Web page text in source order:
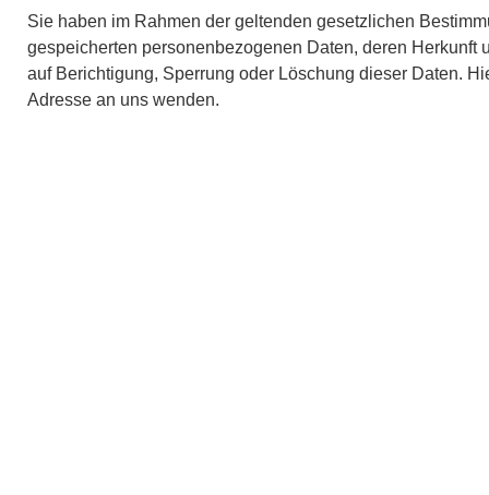
Sie haben im Rahmen der geltenden gesetzlichen
gespeicherten personenbezogenen Daten, deren
auf Berichtigung, Sperrung oder Löschung dieser Daten.
Adresse an uns wenden.